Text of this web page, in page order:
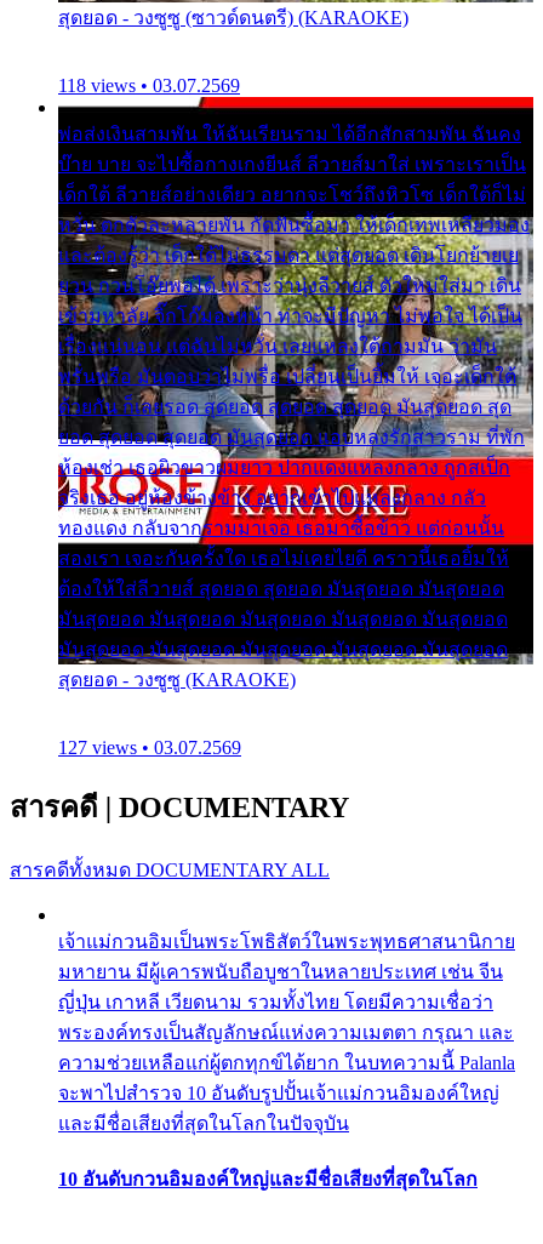
สุดยอด - วงซูซู (ซาวด์ดนตรี) (KARAOKE)
118 views • 03.07.2569
พ่อส่งเงินสามพัน ให้ฉันเรียนราม ได้อีกสักสามพัน ฉันคง
บ๊าย บาย จะไปซื้อกางเกงยีนส์ ลีวายส์มาใส่ เพราะเราเป็น
เด็กใต้ ลีวายส์อย่างเดียว อยากจะโชว์ถึงหิวโซ เด็กใต้ก็ไม่
หวั่น ตกตัวละหลายพัน กัดฟันซื้อมา ให้เด็กเทพเหลียวมอง
และต้องรู้ว่า เด็กใต้ไม่ธรรมดา แต่สุดยอด เดินโยกย้ายเย
ยวน กวนโอ๊ยพอได้ เพราะว่านุ่งลีวายส์ ตัวใหม่ใส่มา เดิน
เข้ามหาลัย จิ๊กโก๊มองหน้า ท่าจะมีปัญหา ไม่พอใจ ได้เป็น
เรื่องแน่นอน แต่ฉันไม่หวั่น เลยแหลงใต้ถามมัน ว่ามัน
พรั่นพรือ มันตอบว่าไม่พรื่อ เปลี่ยนเป็นยิ้มให้ เจอะเด็กใต้
ด้วยกัน ก็เลยรอด สุดยอด สุดยอด สุดยอด มันสุดยอด สุด
ยอด สุดยอด สุดยอด มันสุดยอด แอบหลงรักสาวราม ที่พัก
ห้องเช่า เธอผิวขาวผมยาว ปากแดงแหลงกลาง ถูกสเป็ก
จริงเธอ อยู่ห้องข้างข้าง อยากเข้าไปแหลงกลาง กลัว
ทองแดง กลับจากรามมาเจอ เธอมาซื้อข้าว แต่ก่อนนั้น
สองเรา เจอะกันครั้งใด เธอไม่เคยไยดี คราวนี้เธอยิ้มให้
ต้องให้ใส่ลีวายส์ สุดยอด สุดยอด มันสุดยอด มันสุดยอด
มันสุดยอด มันสุดยอด มันสุดยอด มันสุดยอด มันสุดยอด
มันสุดยอด มันสุดยอด มันสุดยอด มันสุดยอด มันสุดยอด
สุดยอด - วงซูซู (KARAOKE)
127 views • 03.07.2569
สารคดี | DOCUMENTARY
สารคดีทั้งหมด DOCUMENTARY ALL
เจ้าแม่กวนอิมเป็นพระโพธิสัตว์ในพระพุทธศาสนานิกาย
มหายาน มีผู้เคารพนับถือบูชาในหลายประเทศ เช่น จีน
ญี่ปุ่น เกาหลี เวียดนาม รวมทั้งไทย โดยมีความเชื่อว่า
พระองค์ทรงเป็นสัญลักษณ์แห่งความเมตตา กรุณา และ
ความช่วยเหลือแก่ผู้ตกทุกข์ได้ยาก ในบทความนี้ Palanla
จะพาไปสำรวจ 10 อันดับรูปปั้นเจ้าแม่กวนอิมองค์ใหญ่
และมีชื่อเสียงที่สุดในโลกในปัจจุบัน
10 อันดับกวนอิมองค์ใหญ่และมีชื่อเสียงที่สุดในโลก